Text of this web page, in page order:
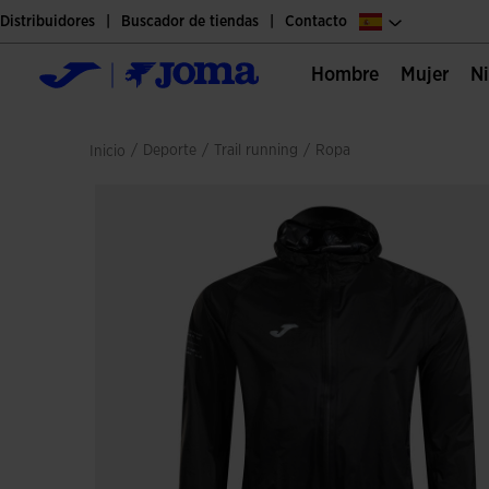
Distribuidores Buscador de tiendas Contacto
Hombre Mujer
Inicio / deporte / trail running / ropa